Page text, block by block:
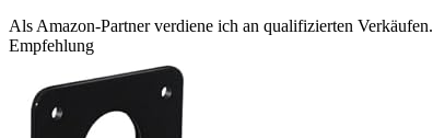
Als Amazon-Partner verdiene ich an qualifizierten Verkäufen.
Empfehlung